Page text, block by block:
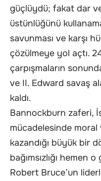
güçlüydü; fakat dar
üstünlüğünü
savunması ve karşı
çözülmeye yol açtı.
çarpışmaların
ve II. Edward savaş
kaldı.
Bannockburn zaferi,
mücadelesinde
kazandığı büyük bir
bağımsızlığı hemen
Robert Bruce’un